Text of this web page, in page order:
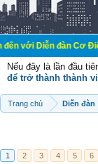
đàn Cơ Điện - Diễn
Nếu đây là lần đầu
để trở thành thành
Trang chủ Diễn đàn
1 2 3 4 5 6